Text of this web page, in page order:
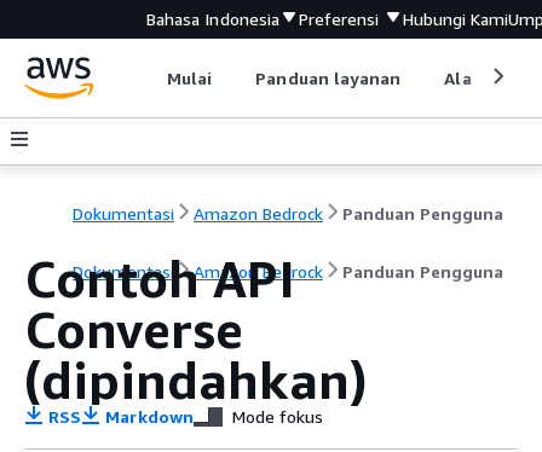
Bahasa Indonesia Preferensi Hubungi Kami
Mulai Panduan layanan Alat
Dokumentasi Amazon Bedrock Panduan Pengguna
Dokumentasi Amazon Bedrock Panduan Pengguna
Contoh API
Converse
(dipindahkan)
RSS Markdown Mode fokus